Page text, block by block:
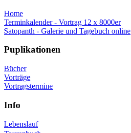
Home
Terminkalender - Vortrag 12 x 8000er
Satopanth - Galerie und Tagebuch online
Puplikationen
Bücher
Vorträge
Vortragstermine
Info
Lebenslauf